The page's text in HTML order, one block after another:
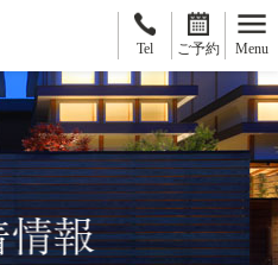
Tel ご予約 Menu